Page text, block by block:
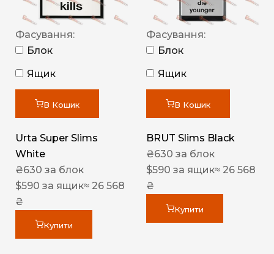
Фасування:
Блок
Ящик
В Кошик
Urta Super Slims
White
₴630 за блок
$590 за ящик≈ 26 568
₴
Купити
Фасування:
Блок
Ящик
В Кошик
BRUT Slims Black
₴630 за блок
$590 за ящик≈ 26 568
₴
Купити